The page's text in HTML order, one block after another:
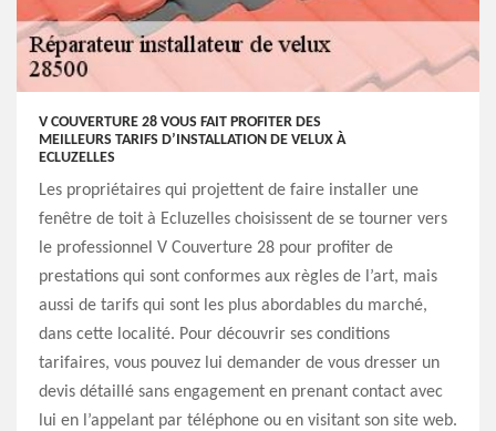
V COUVERTURE 28 VOUS FAIT PROFITER DES
MEILLEURS TARIFS D’INSTALLATION DE VELUX À
ECLUZELLES
Les propriétaires qui projettent de faire installer une
fenêtre de toit à Ecluzelles choisissent de se tourner vers
le professionnel V Couverture 28 pour profiter de
prestations qui sont conformes aux règles de l’art, mais
aussi de tarifs qui sont les plus abordables du marché,
dans cette localité. Pour découvrir ses conditions
tarifaires, vous pouvez lui demander de vous dresser un
devis détaillé sans engagement en prenant contact avec
lui en l’appelant par téléphone ou en visitant son site web.